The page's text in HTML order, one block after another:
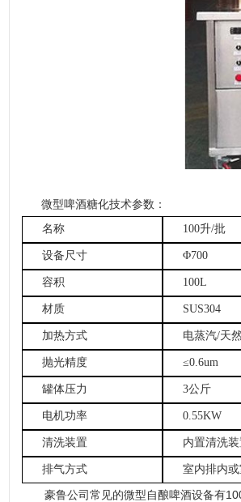
微型啤酒糖化技术参数：
名称 100升/批
设备尺寸 Φ700
容积 100L
材质 SUS304
加热方式 电蒸汽/天
抛光精度 ≤0.6um
罐体压力 3公斤
电机功率 0.55KW
清洗装置 内置清洗
排气方式 室内排内
豪鲁公司常见的微型自酿啤酒设备有